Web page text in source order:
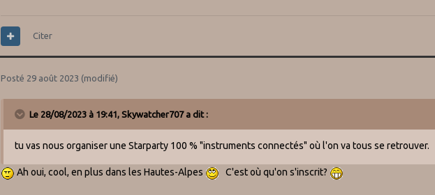
Citer
Posté 29 août 2023 (modifié)
Le 28/08/2023 à 19:41,Skywatcher707a dit :
tu vas nous organiser une Starparty 100 % "instruments connectés" où l'on va tous se retrouver.
Ah oui, cool, en plus dans les Hautes-Alpes C'est où qu'on s'inscrit?